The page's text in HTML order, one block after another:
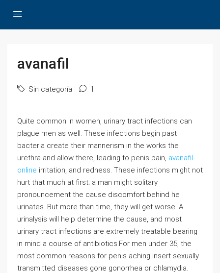
avanafil
Sin categoría 1
Quite common in women, urinary tract infections can
plague men as well. These infections begin past
bacteria create their mannerism in the works the
urethra and allow there, leading to penis pain, avanafil
online irritation, and redness. These infections might not
hurt that much at first; a man might solitary
pronouncement the cause discomfort behind he
urinates. But more than time, they will get worse. A
urinalysis will help determine the cause, and most
urinary tract infections are extremely treatable bearing
in mind a course of antibiotics.For men under 35, the
most common reasons for penis aching insert sexually
transmitted diseases gone gonorrhea or chlamydia.